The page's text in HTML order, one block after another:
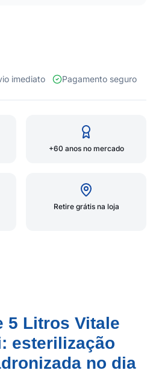
imediato Pagamento seguro
+60 anos no mercado
Retire grátis na loja
5 Litros Vitale
esterilização
no dia